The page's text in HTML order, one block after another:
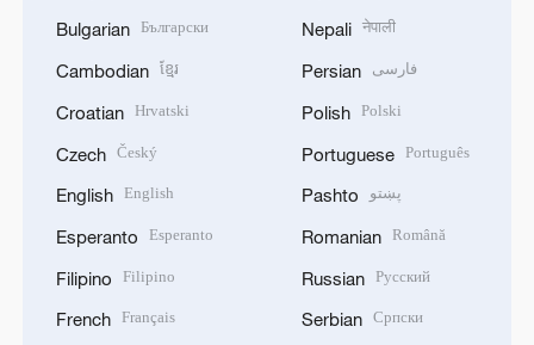
Bulgarian Български
Cambodian ខ្មែរ
Croatian Hrvatski
Czech Český
English English
Esperanto Esperanto
Filipino Filipino
French Français
Nepali नेपाली
Persian فارسی
Polish Polski
Portuguese Português
Pashto پښتو
Romanian Română
Russian Русский
Serbian Српски